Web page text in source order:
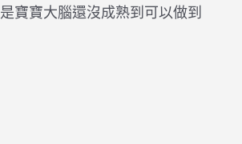
寶寶大腦還沒成熟到可以做到